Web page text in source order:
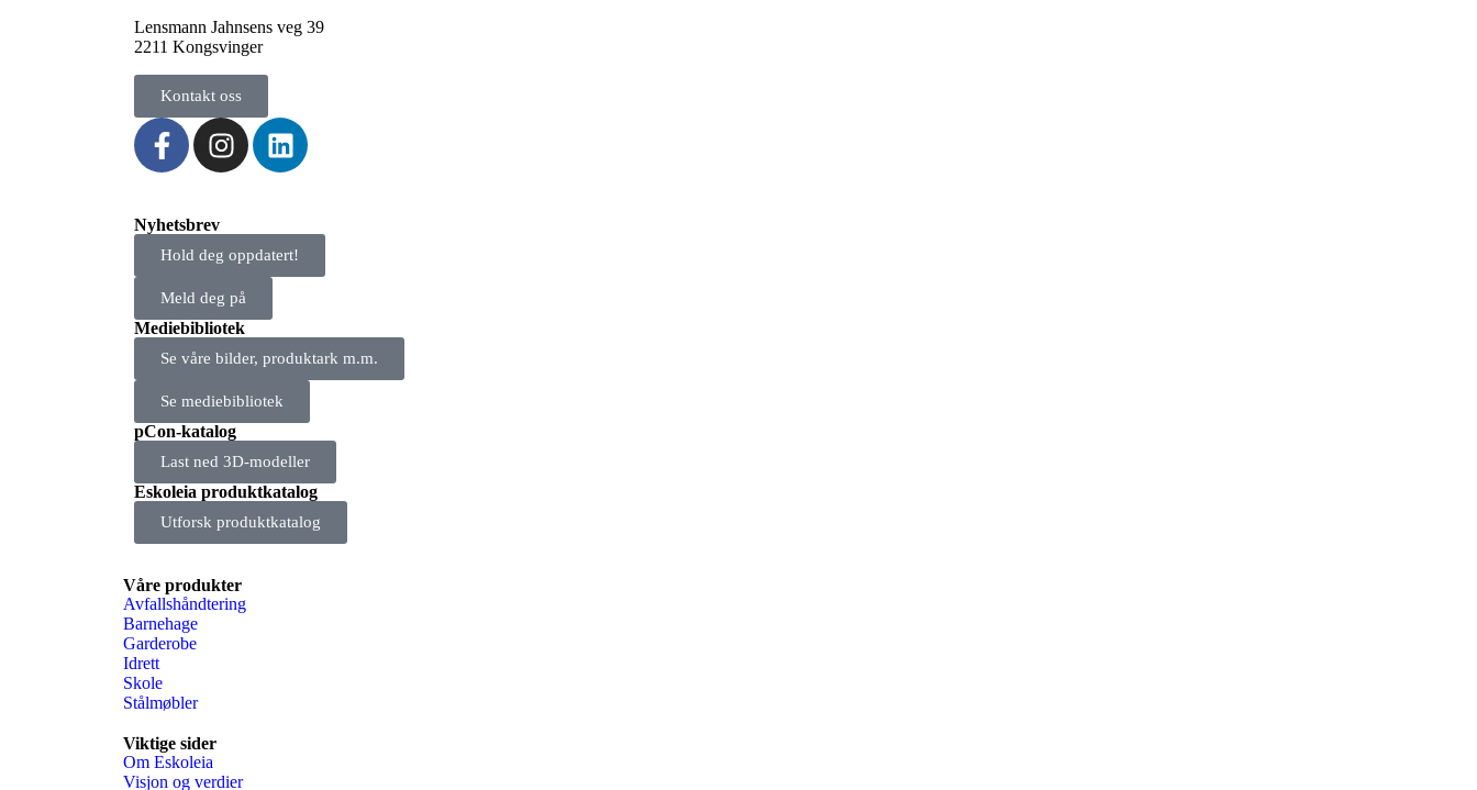
Lensmann Jahnsens veg 39
2211 Kongsvinger
Kontakt oss
Nyhetsbrev
Hold deg oppdatert!
Meld deg på
Mediebibliotek
Se våre bilder, produktark m.m.
Se mediebibliotek
pCon-katalog
Last ned 3D-modeller
Eskoleia produktkatalog
Utforsk produktkatalog
Våre produkter
Avfallshåndtering
Barnehage
Garderobe
Idrett
Skole
Stålmøbler
Viktige sider
Om Eskoleia
Visjon og verdier